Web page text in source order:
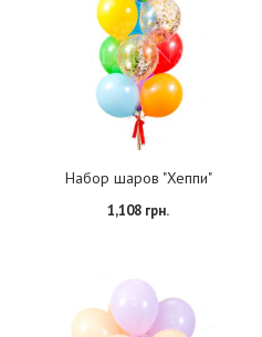
Набор шаров "Хеппи"
1,108 грн.